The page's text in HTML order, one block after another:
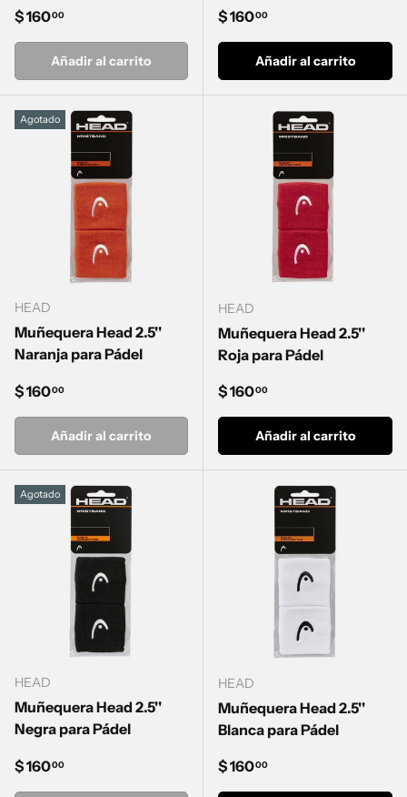
Precio normal
$ 16000
Añadir al carrito
Precio normal
$ 16000
Añadir al carrito
Agotado
HEAD
Muñequera Head 2.5''
Naranja para Pádel
Precio normal
$ 16000
Añadir al carrito
HEAD
Muñequera Head 2.5''
Roja para Pádel
Precio normal
$ 16000
Añadir al carrito
Agotado
HEAD
Muñequera Head 2.5''
Negra para Pádel
Precio normal
$ 16000
HEAD
Muñequera Head 2.5''
Blanca para Pádel
Precio normal
$ 16000